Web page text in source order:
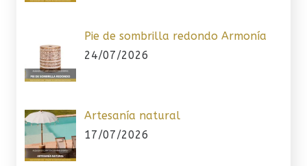
Pie de sombrilla redondo Armonía
24/07/2026
Artesanía natural
17/07/2026